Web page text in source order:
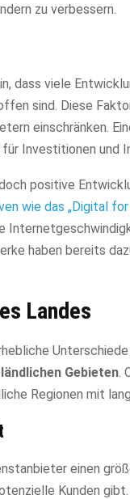
zu verbessern.
dass viele
sind. Diese
einschränken.
Investitionen und
positive
wie das „Digital
haben bereits
Landes
Gebieten
Regionen mit
einen
Kunden